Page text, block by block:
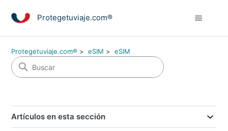
Protegetuviaje.com®
Protegetuviaje.com® eSIM eSIM
Artículos en esta sección